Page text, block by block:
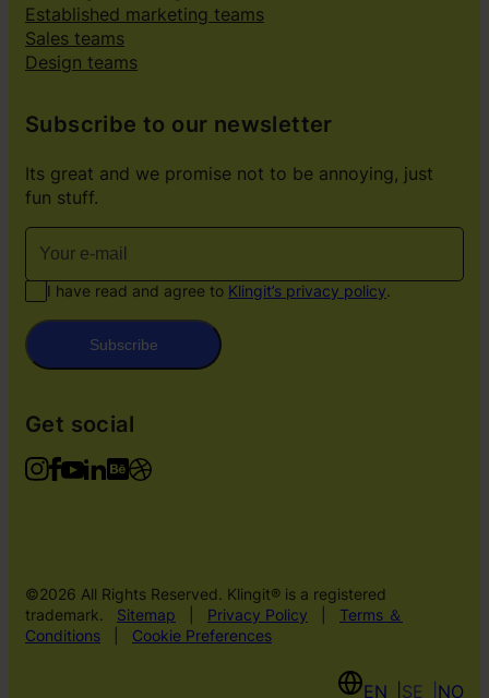
Established marketing teams
Sales teams
Design teams
Subscribe to our newsletter
Its great and we promise not to be annoying, just
fun stuff.
I have read and agree to Klingit’s privacy policy.
Subscribe
Get social
©2026 All Rights Reserved. Klingit® is a registered
trademark.
Sitemap Privacy Policy
Terms ＆
Conditions
Cookie Preferences
EN SE NO